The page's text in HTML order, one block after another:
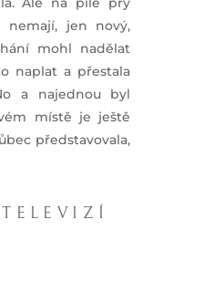
nemají, jen nový,
mohl nadělat
naplat a přestala
a najednou byl
místě je ještě
představovala,